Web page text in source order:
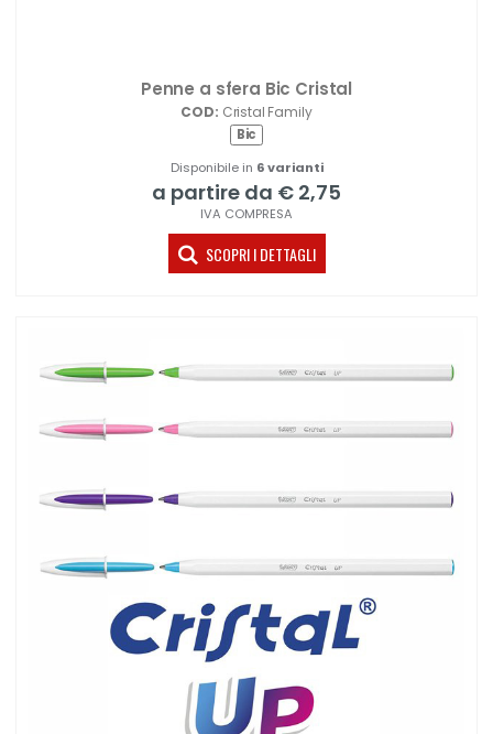
Penne a sfera Bic Cristal
COD: Cristal Family
Bic
Disponibile in 6 varianti
a partire da € 2,75
IVA COMPRESA
SCOPRI I DETTAGLI